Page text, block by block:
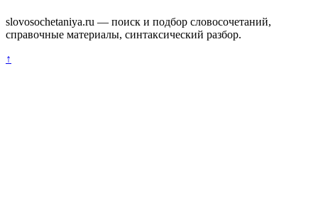
slovosochetaniya.ru — поиск и подбор словосочетаний,
справочные материалы, синтаксический разбор.
↑